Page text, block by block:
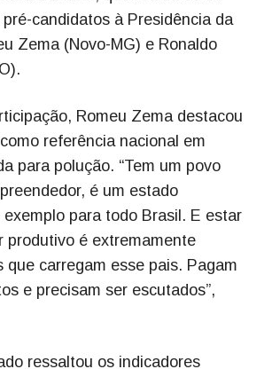
candidatos à Presidência da
Zema (Novo-MG) e Ronaldo
Romeu Zema destacou
referência nacional em
para polução. “Tem um povo
é um estado
exemplo para todo Brasil. E estar
produtivo é extremamente
que carregam esse pais. Pagam
e precisam ser escutados”,
ressaltou os indicadores